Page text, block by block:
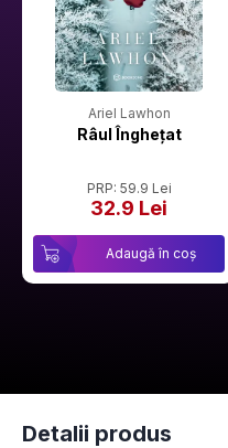
Ariel Lawhon
Râul Înghețat
PRP: 59.9 Lei
32.9 Lei
Adaugă în coș
Detalii produs